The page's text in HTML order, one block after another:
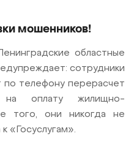
мошенников!
областные
сотрудники
телефону перерасчет
оплату жилищно-
того, они никогда не
«Госуслугам».